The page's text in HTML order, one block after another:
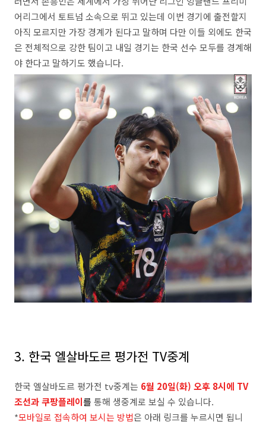
어리그에서 토트넘 소속으로 뛰고 있는데 이번 경기에 출전할지
아직 모르지만 가장 경계가 된다고 말하며 다만 이들 외에도 한국
은 전체적으로 강한 팀이고 내일 경기는 한국 선수 모두를 경계해
야 한다고 말하기도 했습니다.
3. 한국 엘살바도르 평가전 TV중계
한국 엘살바도르 평가전 tv중계는 6월 20일(화) 오후 8시에 TV
조선과 쿠팡플레이를 통해 생중계로 보실 수 있습니다.
*모바일로 접속하여 보시는 방법은 아래 링크를 누르시면 됩니